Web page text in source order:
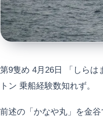
第9隻め 4月26日 「しらは
トン 乗船経験数知れず。
前述の「かなや丸」を金